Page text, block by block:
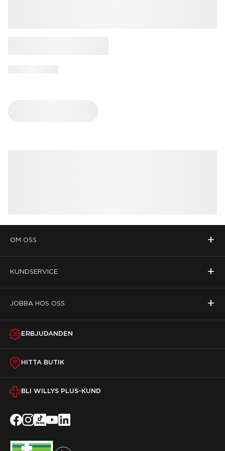
OM OSS +
KUNDSERVICE +
JOBBA HOS OSS +
ERBJUDANDEN
HITTA BUTIK
BLI WILLYS PLUS-KUND